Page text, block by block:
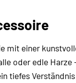
mit einer
oder edle
tiefes